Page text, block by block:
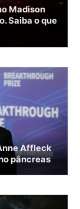
Madison
Saiba o que
Affleck
pâncreas